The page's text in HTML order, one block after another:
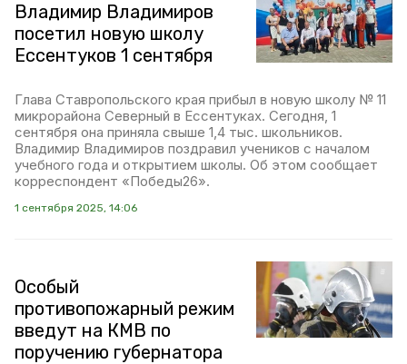
Владимир Владимиров
посетил новую школу
Ессентуков 1 сентября
Глава Ставропольского края прибыл в новую школу № 11
микрорайона Северный в Ессентуках. Сегодня, 1
сентября она приняла свыше 1,4 тыс. школьников.
Владимир Владимиров поздравил учеников с началом
учебного года и открытием школы. Об этом сообщает
корреспондент «Победы26».
1 сентября 2025, 14:06
Особый
противопожарный режим
введут на КМВ по
поручению губернатора